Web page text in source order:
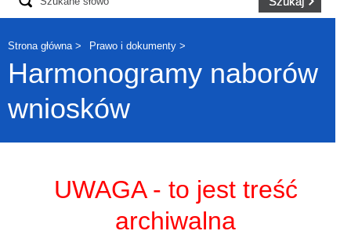
Strona główna Prawo i dokumenty
Harmonogramy naborów
wniosków
UWAGA - to jest treść
archiwalna